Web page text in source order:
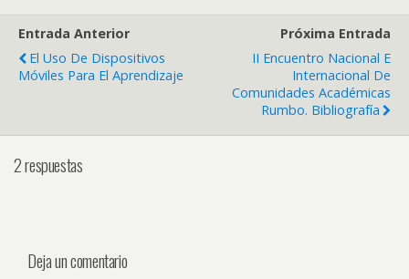
Entrada Anterior
El Uso De Dispositivos
Móviles Para El Aprendizaje
Próxima Entrada
II Encuentro Nacional E
Internacional De
Comunidades Académicas
Rumbo. Bibliografía
2 respuestas
Deja un comentario